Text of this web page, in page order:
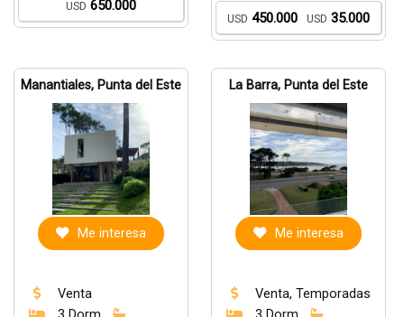
USD 650.000
USD 450.000 USD 35.000
Manantiales, Punta del Este
Me interesa
Venta
La Barra, Punta del Este
Me interesa
Venta, Temporadas